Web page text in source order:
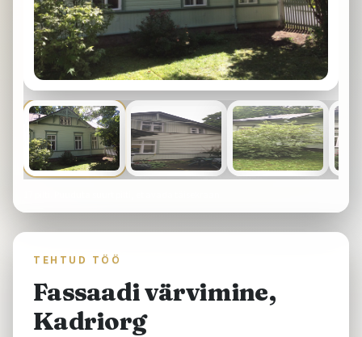
TEHTUD TÖÖ
Fassaadi värvimine,
Kadriorg